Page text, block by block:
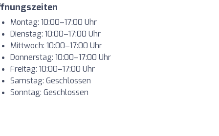
Montag: 10:00–17:00 Uhr
Dienstag: 10:00–17:00 Uhr
Mittwoch: 10:00–17:00 Uhr
Donnerstag: 10:00–17:00 Uhr
Freitag: 10:00–17:00 Uhr
Samstag: Geschlossen
Sonntag: Geschlossen